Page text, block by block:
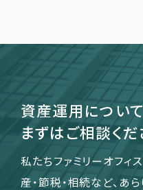
ファミリーオフィス
関連書籍
メールマガジン登録
よくある質問
資産運用につい
まずはご相談くだ
私たちファミリーオフィ
産・節税・相続など、あ